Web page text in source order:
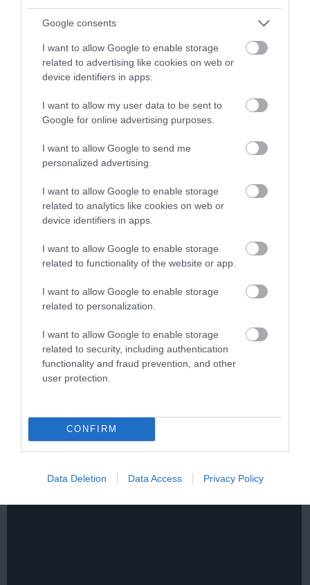
Google consents
I want to allow Google to enable storage
related to advertising like cookies on web or
device identifiers in apps.
I want to allow my user data to be sent to
Google for online advertising purposes.
I want to allow Google to send me
personalized advertising.
I want to allow Google to enable storage
related to analytics like cookies on web or
device identifiers in apps.
I want to allow Google to enable storage
related to functionality of the website or app.
I want to allow Google to enable storage
related to personalization.
I want to allow Google to enable storage
related to security, including authentication
functionality and fraud prevention, and other
user protection.
CONFIRM
Data Deletion Data Access Privacy Policy
Stop Eating These 3 Foods That Are Known to
Cause Parasites
More